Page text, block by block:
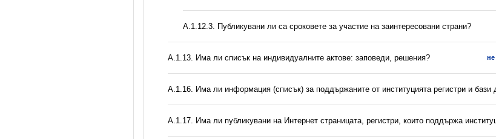
А.1.12.3. Публикувани ли са сроковете за участие на заинтересовани страни?
А.1.13. Има ли списък на индивидуалните актове: заповеди, решения? не
А.1.16. Има ли информация (списък) за поддържаните от институцията регистри и бази
А.1.17. Има ли публикувани на Интернет страницата, регистри, които поддържа